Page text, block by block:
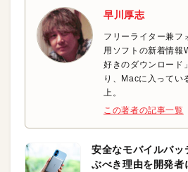
早川厚志
フリーライター兼フ
用ソフトの新着情報
好きのダウンロード
り、Macに入ってい
上。
この著者の記事一覧
安全なモバイルバッ
ぶべき理由を開発者